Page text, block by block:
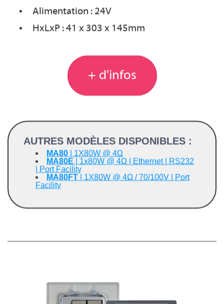
Alimentation : 24V
HxLxP : 41 x 303 x 145mm
+ d'infos
AUTRES MODÈLES DISPONIBLES :
MA80 | 1X80W @ 4Ω
MA80E | 1x80W @ 4Ω | Ethernet | RS232
| Port Facility
MA80FT | 1X80W @ 4Ω / 70/100V | Port
Facility